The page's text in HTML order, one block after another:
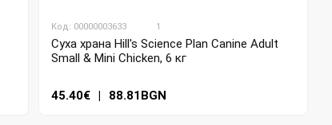
Код: 00000003633 1
Суха храна Hill's Science Plan Canine Adult
Small & Mini Chicken, 6 кг
45.40€ | 88.81BGN